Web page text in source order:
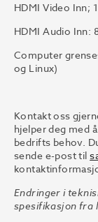
HDMI Video Inn; 1
HDMI Audio Inn:
Computer
og Linux)
Kontakt oss
hjelper deg med
bedrifts behov.
sende e-post til
Endringer i
spesifikasjon fra